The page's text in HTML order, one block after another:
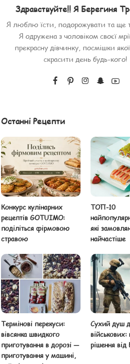
Здравствуйте!! Я Берегиня
Я люблю їсти, подорожувати та ще
Я одружена з чоловіком своєї
прекрасну дівчинку, посмішки
скрасити день будь-кого!
Останні Рецепти
Конкурс кулінарних
рецептів GOTUIMO:
поділіться фірмовою
стравою
ТОП-10
які
найчастіше
Термінові перекуси:
вівсянка швидкого
приготування в дорозі —
приготування у машині,
Сухий душ
військових:
рішення від